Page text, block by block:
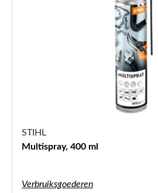
STIHL
Multispray, 400 ml
Verbruiksgoederen